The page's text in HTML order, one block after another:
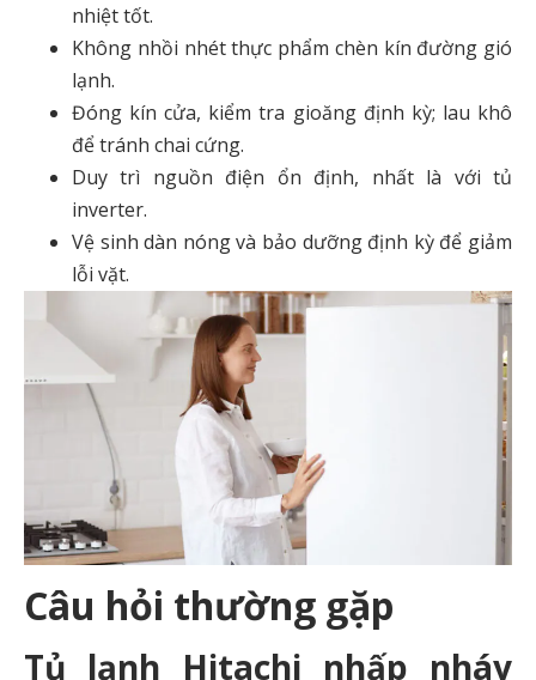
nhiệt tốt.
Không nhồi nhét thực phẩm chèn kín đường gió
lạnh.
Đóng kín cửa, kiểm tra gioăng định kỳ; lau khô
để tránh chai cứng.
Duy trì nguồn điện ổn định, nhất là với tủ
inverter.
Vệ sinh dàn nóng và bảo dưỡng định kỳ để giảm
lỗi vặt.
Câu hỏi thường gặp
Tủ lạnh Hitachi nhấp nháy